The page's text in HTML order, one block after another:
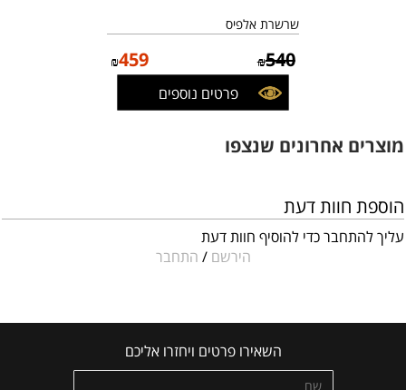
שרשרת אלפיס
₪540
₪459
פרטים נוספים
מוצרים אחרונים שנצפו
הוספת חוות דעת
עליך להתחבר כדי להוסיף חוות דעת
הירשם / התחבר
השאירו פרטים ויחזרו אליכם